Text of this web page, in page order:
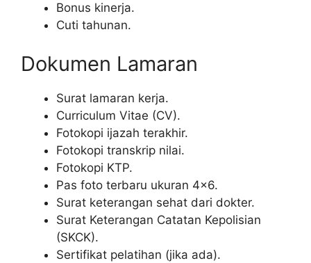
Bonus kinerja.
Cuti tahunan.
Dokumen Lamaran
Surat lamaran kerja.
Curriculum Vitae (CV).
Fotokopi ijazah terakhir.
Fotokopi transkrip nilai.
Fotokopi KTP.
Pas foto terbaru ukuran 4×6.
Surat keterangan sehat dari dokter.
Surat Keterangan Catatan Kepolisian
(SKCK).
Sertifikat pelatihan (jika ada).